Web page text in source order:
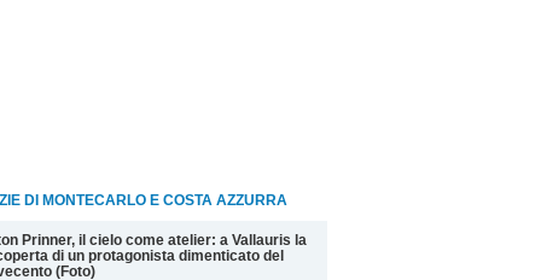
DI MONTECARLO E COSTA AZZURRA
Prinner, il cielo come atelier: a Vallauris la
di un protagonista dimenticato del
(Foto)